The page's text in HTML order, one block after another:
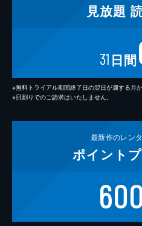
見放題
31 日間
※無料トライアル期間終了日の翌日が属する月
※日割りでのご請求はいたしません。
最新作のレン
ポイント
600